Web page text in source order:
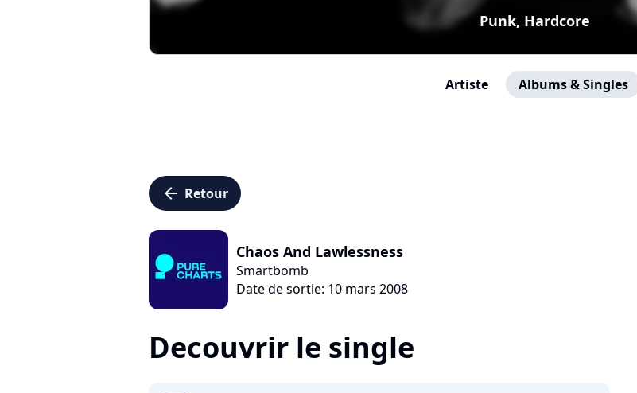
Punk, Hardcore
Artiste Albums & Singles
arrow_left Retour
Chaos And Lawlessness
Smartbomb
Date de sortie: 10 mars 2008
Decouvrir le single